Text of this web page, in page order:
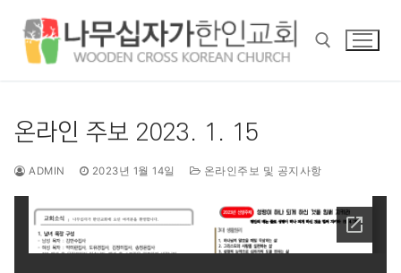
온라인 주보 2023. 1. 15
ADMIN 2023년 1월 14일 온라인주보 및 공지사항